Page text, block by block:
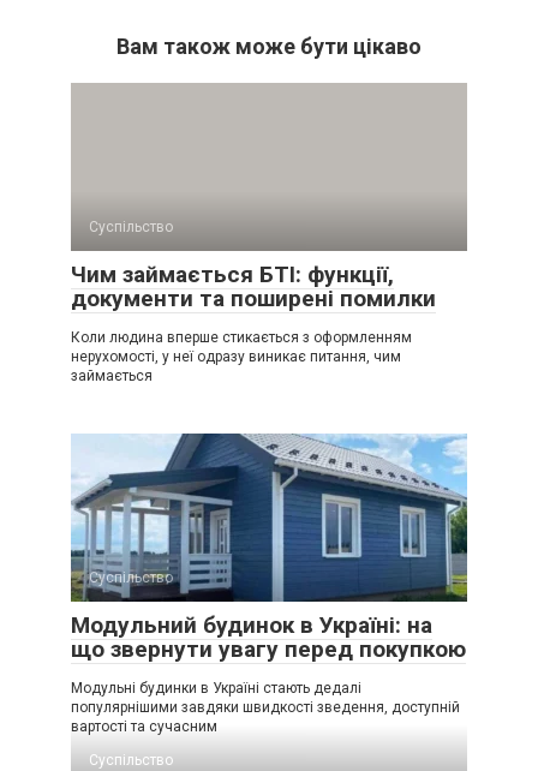
Вам також може бути цікаво
Суспільство
Чим займається БТІ: функції,
документи та поширені помилки
Коли людина вперше стикається з оформленням
нерухомості, у неї одразу виникає питання, чим
займається
Суспільство
Модульний будинок в Україні: на
що звернути увагу перед покупкою
Модульні будинки в Україні стають дедалі
популярнішими завдяки швидкості зведення, доступній
вартості та сучасним
Суспільство